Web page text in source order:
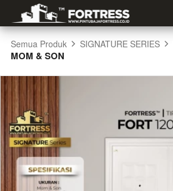
Semua Produk SIGNATURE SERIES
MOM & SON